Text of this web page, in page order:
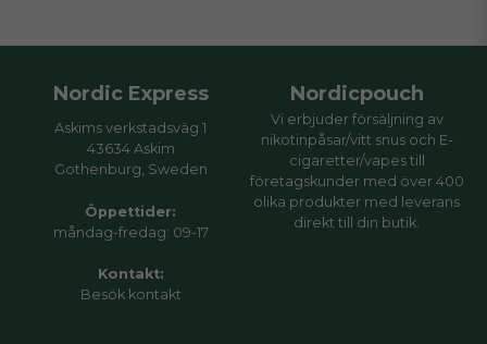
Nordic Express
Askims verkstadsväg 1
43634 Askim
Gothenburg, Sweden
Öppettider:
måndag-fredag: 09-17
Kontakt:
Besök kontakt
Nordicpouch
Vi erbjuder försäljning av
nikotinpåsar/vitt snus och E-
cigaretter/vapes till
företagskunder med över 400
olika produkter med leverans
direkt till din butik.